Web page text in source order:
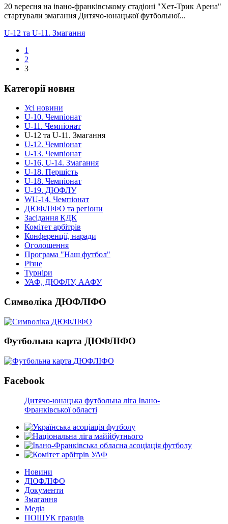
20 вересня на івано-франківському стадіоні "Хет-Трик Арена"
стартували змагання Дитячо-юнацької футбольної...
U-12 та U-11. Змагання
1
2
3
Категорії новин
Усі новини
U-10. Чемпіонат
U-11. Чемпіонат
U-12 та U-11. Змагання
U-12. Чемпіонат
U-13. Чемпіонат
U-16, U-14. Змагання
U-18. Першість
U-18. Чемпіонат
U-19. ДЮФЛУ
WU-14. Чемпіонат
ДЮФЛІФО та регіони
Засідання КДК
Комітет арбітрів
Конференції, наради
Оголошення
Програма "Наш футбол"
Різне
Турніри
УАФ, ДЮФЛУ, ААФУ
Символіка ДЮФЛІФО
Футбольна карта ДЮФЛІФО
Facebook
Дитячо-юнацька футбольна ліга Івано-
Франківської області
Новини
ДЮФЛІФО
Документи
Змагання
Медіа
ПОШУК гравців